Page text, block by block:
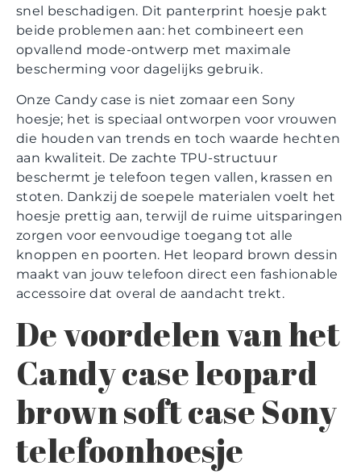
snel beschadigen. Dit panterprint hoesje pakt
beide problemen aan: het combineert een
opvallend mode-ontwerp met maximale
bescherming voor dagelijks gebruik.
Onze Candy case is niet zomaar een Sony
hoesje; het is speciaal ontworpen voor vrouwen
die houden van trends en toch waarde hechten
aan kwaliteit. De zachte TPU-structuur
beschermt je telefoon tegen vallen, krassen en
stoten. Dankzij de soepele materialen voelt het
hoesje prettig aan, terwijl de ruime uitsparingen
zorgen voor eenvoudige toegang tot alle
knoppen en poorten. Het leopard brown dessin
maakt van jouw telefoon direct een fashionable
accessoire dat overal de aandacht trekt.
De voordelen van het
Candy case leopard
brown soft case Sony
telefoonhoesje